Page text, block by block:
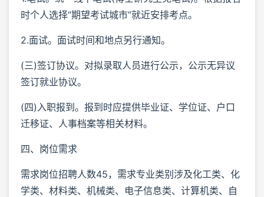
时个人选择“期望考试城市”就近安排考点。
2.面试。面试时间和地点另行通知。
(三)签订协议。对拟录取人员进行公示，公示无异议
签订就业协议。
(四)入职报到。报到时应提供毕业证、学位证、户口
迁移证、人事档案等相关材料。
四、岗位需求
需求岗位招聘人数45，需求专业类别涉及化工类、化
学类、材料类、机械类、电子信息类、计算机类、自